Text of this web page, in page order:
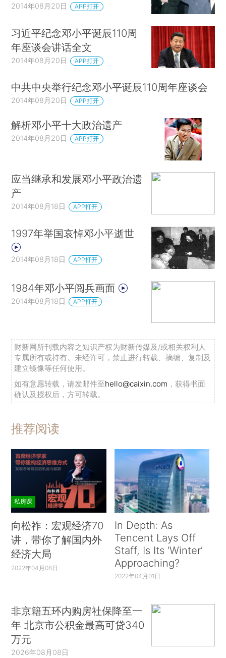
2014年08月20日 APP打开
习近平纪念邓小平诞辰110周
年座谈会讲话全文
2014年08月20日 APP打开
中共中央举行纪念邓小平诞辰110周年座谈会
2014年08月20日 APP打开
解析邓小平十大政治遗产
2014年08月20日 APP打开
应当继承和发展邓小平政治遗
产
2014年08月18日 APP打开
1997年举国哀悼邓小平逝世
2014年08月18日 APP打开
1984年邓小平阅兵画面
2014年08月18日 APP打开
财新网所刊载内容之知识产权为财新传媒及/或相关权利人
专属所有或持有。未经许可，禁止进行转载、摘编、复制及
建立镜像等任何使用。
如有意愿转载，请发邮件至hello@caixin.com ，获得书面
确认及授权后，方可转载。
推荐阅读
私房课
向松祚：宏观经济70
讲，带你了解国内外
经济大局
2022年04月06日
In Depth: As
Tencent Lays Off
Staff, Is Its ‘Winter’
Approaching?
2022年04月01日
非京籍五环内购房社保降至一
年 北京市公积金最高可贷340
万元
2026年08月08日